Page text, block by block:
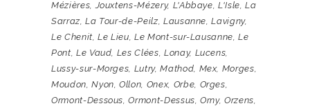
Mézières,Jouxtens-Mézery, L'Abbaye,L'Isle,La
Sarraz,La Tour-de-Peilz, Lausanne,Lavigny,
Le Chenit,Le Lieu,Le Mont-sur-Lausanne,Le
Pont, Le Vaud, Les Clées, Lonay, Lucens,
Lussy-sur-Morges, Lutry,Mathod, Mex, Morges,
Moudon,Nyon,Ollon, Onex, Orbe, Orges,
Ormont-Dessous,Ormont-Dessus,Orny,Orzens,